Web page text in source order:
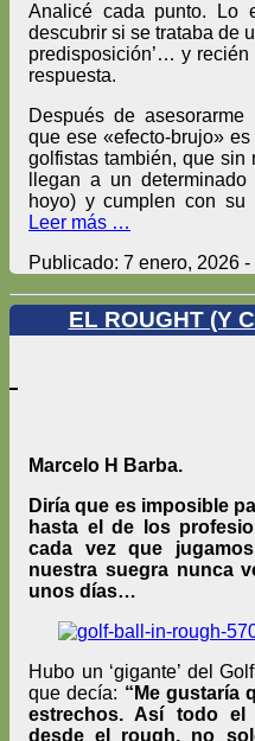
Analicé cada punto. Lo
descubrir si se trataba de
predisposición’… y
respuesta.
Después de
que ese «efecto-brujo»
golfistas también, que sin
llegan a un
hoyo) y cumplen con
Leer más …
Publicado: 7 enero, 2026
EL ROUGHT (Y
Marcelo H Barba.
Diría que es imposible
hasta el de los
cada vez que
nuestra suegra nunca
unos días…
Hubo un ‘gigante’ del
que decía: “Me gustaría
estrechos. Así todo
desde el rough, no